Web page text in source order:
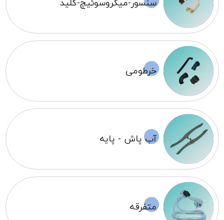
سنسور-میکروسوئیچ-کلید
خرطومی
آب پاش - پایه
متفرقه